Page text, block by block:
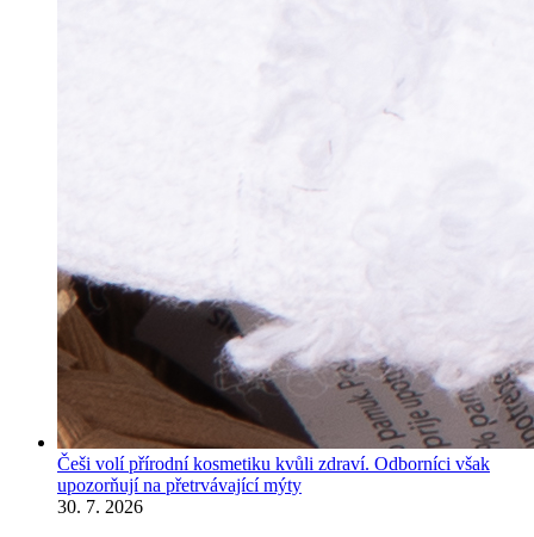
Češi volí přírodní kosmetiku kvůli zdraví. Odborníci však
upozorňují na přetrvávající mýty
30. 7. 2026